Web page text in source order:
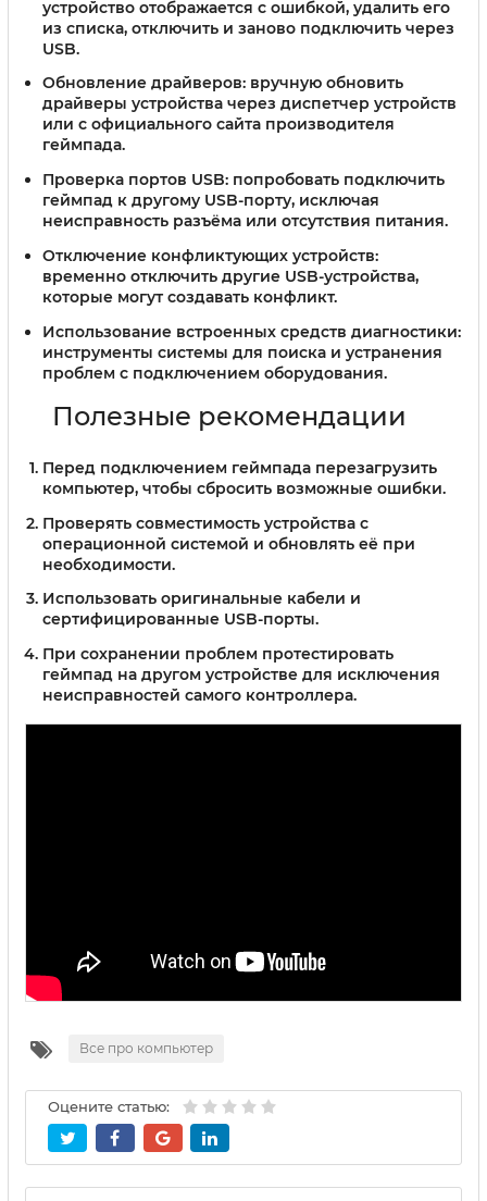
устройство отображается с ошибкой, удалить его
из списка, отключить и заново подключить через
USB.
Обновление драйверов: вручную обновить
драйверы устройства через диспетчер устройств
или с официального сайта производителя
геймпада.
Проверка портов USB: попробовать подключить
геймпад к другому USB-порту, исключая
неисправность разъёма или отсутствия питания.
Отключение конфликтующих устройств:
временно отключить другие USB-устройства,
которые могут создавать конфликт.
Использование встроенных средств диагностики:
инструменты системы для поиска и устранения
проблем с подключением оборудования.
Полезные рекомендации
Перед подключением геймпада перезагрузить
компьютер, чтобы сбросить возможные ошибки.
Проверять совместимость устройства с
операционной системой и обновлять её при
необходимости.
Использовать оригинальные кабели и
сертифицированные USB-порты.
При сохранении проблем протестировать
геймпад на другом устройстве для исключения
неисправностей самого контроллера.
Все про компьютер
Оцените статью: